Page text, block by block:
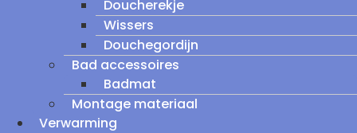
Doucherekje
Wissers
Douchegordijn
Bad accessoires
Badmat
Montage materiaal
Verwarming